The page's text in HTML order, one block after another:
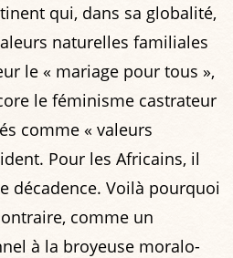
qui, dans sa globalité,
naturelles familiales
le « mariage pour tous »,
le féminisme castrateur
comme « valeurs
Pour les Africains, il
décadence. Voilà pourquoi
comme un
à la broyeuse moralo-